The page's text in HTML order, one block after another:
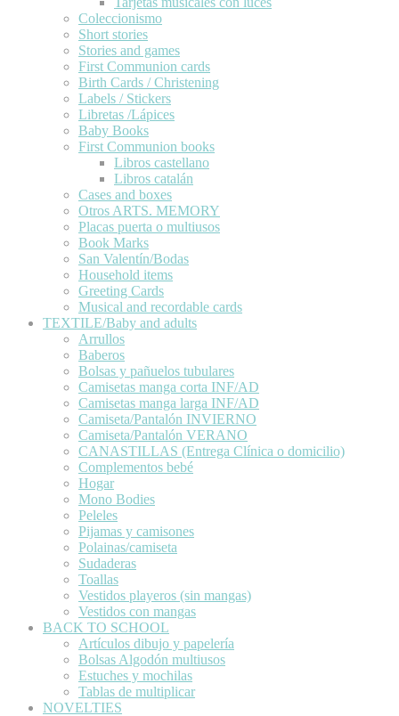
Coleccionismo
Short stories
Stories and games
First Communion cards
Birth Cards / Christening
Labels / Stickers
Libretas /Lápices
Baby Books
First Communion books
Libros castellano
Libros catalán
Cases and boxes
Otros ARTS. MEMORY
Placas puerta o multiusos
Book Marks
San Valentín/Bodas
Household items
Greeting Cards
Musical and recordable cards
TEXTILE/Baby and adults
Arrullos
Baberos
Bolsas y pañuelos tubulares
Camisetas manga corta INF/AD
Camisetas manga larga INF/AD
Camiseta/Pantalón INVIERNO
Camiseta/Pantalón VERANO
CANASTILLAS (Entrega Clínica o domicilio)
Complementos bebé
Hogar
Mono Bodies
Peleles
Pijamas y camisones
Polainas/camiseta
Sudaderas
Toallas
Vestidos playeros (sin mangas)
Vestidos con mangas
BACK TO SCHOOL
Artículos dibujo y papelería
Bolsas Algodón multiusos
Estuches y mochilas
Tablas de multiplicar
NOVELTIES